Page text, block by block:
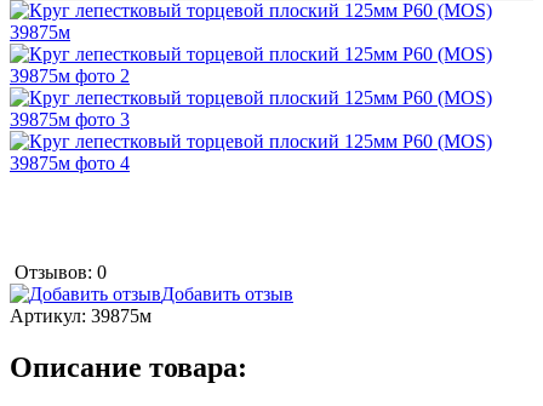
Отзывов: 0
Добавить отзыв
Артикул: 39875м
Описание товара: